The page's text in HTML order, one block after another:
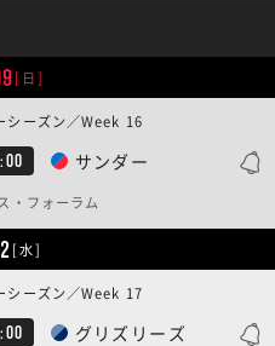
[日]
サンダー
ーズン／Week 16
・フォーラム
[水]
グリズリーズ
ーズン／Week 17